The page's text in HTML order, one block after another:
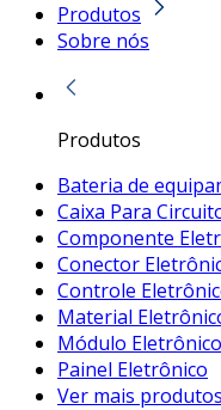
Produtos
Sobre nós
Produtos
Bateria de
Caixa Para
Componente
Conector
Controle
Material
Módulo Eletrônico
Painel Eletrônico
Ver mais produtos